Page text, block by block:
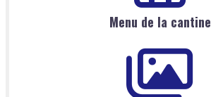
Menu de la cantine